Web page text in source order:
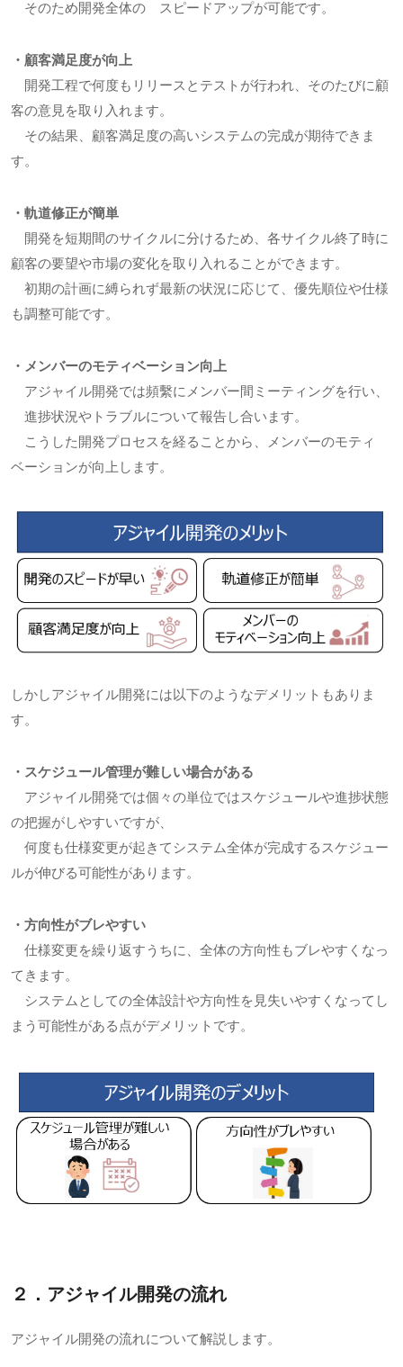
そのため開発全体の スピードアップが可能です。
・顧客満足度が向上
開発工程で何度もリリースとテストが行われ、そのたびに顧
客の意見を取り入れます。
その結果、顧客満足度の高いシステムの完成が期待できま
す。
・軌道修正が簡単
開発を短期間のサイクルに分けるため、各サイクル終了時に
顧客の要望や市場の変化を取り入れることができます。
初期の計画に縛られず最新の状況に応じて、優先順位や仕様
も調整可能です。
・メンバーのモティベーション向上
アジャイル開発では頻繫にメンバー間ミーティングを行い、
進捗状況やトラブルについて報告し合います。
こうした開発プロセスを経ることから、メンバーのモティ
ベーションが向上します。
しかしアジャイル開発には以下のようなデメリットもありま
す。
・スケジュール管理が難しい場合がある
アジャイル開発では個々の単位ではスケジュールや進捗状態
の把握がしやすいですが、
何度も仕様変更が起きてシステム全体が完成するスケジュー
ルが伸びる可能性があります。
・方向性がブレやすい
仕様変更を繰り返すうちに、全体の方向性もブレやすくなっ
てきます。
システムとしての全体設計や方向性を見失いやすくなってし
まう可能性がある点がデメリットです。
２．アジャイル開発の流れ
アジャイル開発の流れについて解説します。